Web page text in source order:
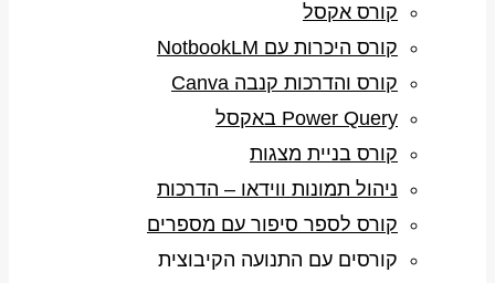
קורס אקסל
קורס היכרות עם NotbookLM
קורס והדרכות קנבה Canva
Power Query באקסל
קורס בניית מצגות
ניהול תמונות ווידאו – הדרכות
קורס לספר סיפור עם מספרים
קורסים עם התנועה הקיבוצית